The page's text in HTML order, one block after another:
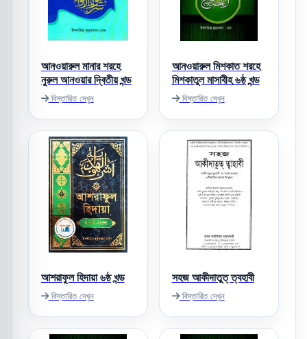
আনওয়ারুল মানার শরহে
নুরুল আনওয়ার দ্বিতীয় খন্ড
বিস্তারিত দেখুন
আনওয়ারুল মিশকাত শরহে
মিশকাতুল মাসাবীহ ৬ষ্ঠ খন্ড
বিস্তারিত দেখুন
আশরাফুল হিদায়া ৬ষ্ঠ খন্ড
বিস্তারিত দেখুন
সহজ আকীদাতুত্ ‌ত্বহাবী
বিস্তারিত দেখুন